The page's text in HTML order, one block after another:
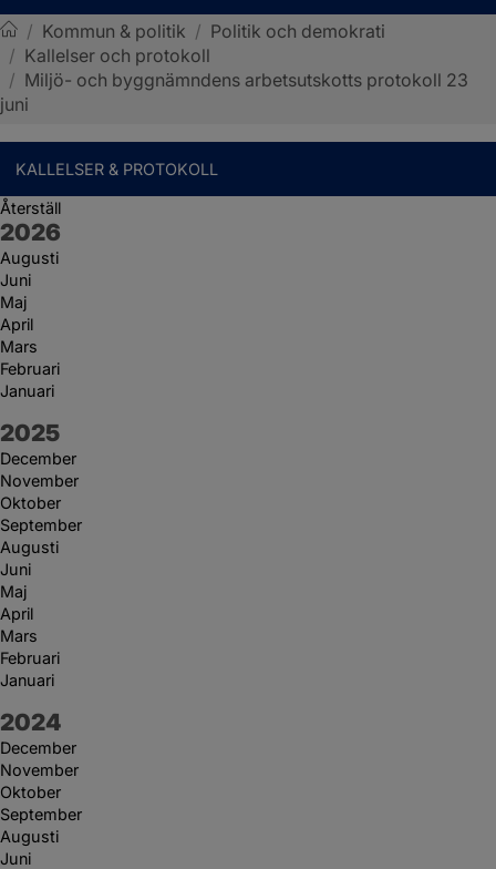
Sotenäs kommun
/ Kommun & politik / Politik och demokrati
/ Kallelser och protokoll
/ Miljö- och byggnämndens arbetsutskotts protokoll 23
juni
KALLELSER & PROTOKOLL
Återställ
År:
2026
Augusti
Juni
Maj
April
Mars
Februari
Januari
År:
2025
December
November
Oktober
September
Augusti
Juni
Maj
April
Mars
Februari
Januari
År:
2024
December
November
Oktober
September
Augusti
Juni